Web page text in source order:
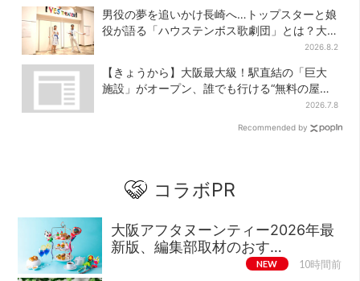
男役の夢を追いかけ長崎へ…トップスターと娘
役が語る「ハウステンボス歌劇団」とは？大
2026.8.2
【きょうから】大阪最大級！駅直結の「巨大
施設」がオープン、誰でも行ける“無料の屋上
2026.7.8
Recommended by
コラボPR
大阪アフタヌーンティー2026年最
新版、編集部取材のおす…
NEW 10時間前